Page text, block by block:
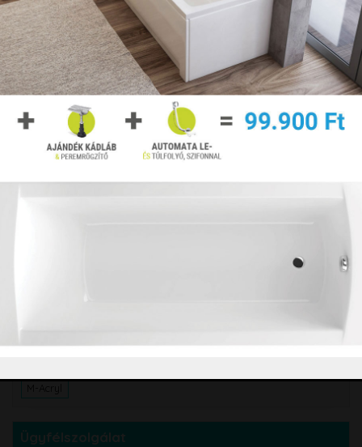
Árajánlatkérés
Árajánlatkéréshez kattintson ide
Partnerek
Márkák
M-Acryl
Ügyfélszolgálat